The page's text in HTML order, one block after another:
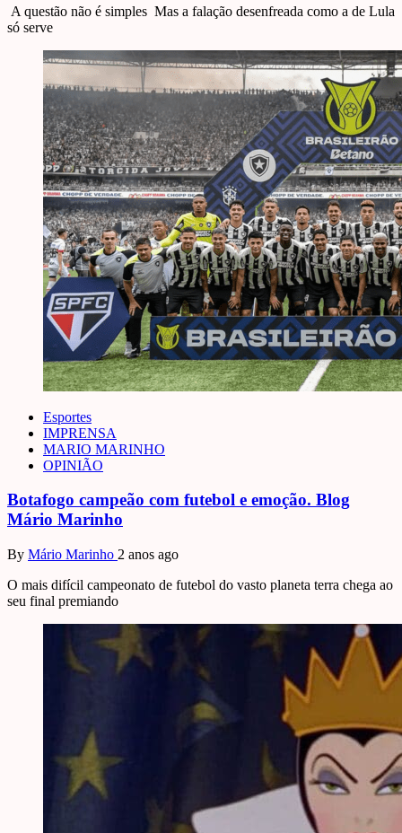
A questão não é simples Mas a falação desenfreada como a de Lula
só serve
Esportes
IMPRENSA
MARIO MARINHO
OPINIÃO
Botafogo campeão com futebol e emoção. Blog
Mário Marinho
By Mário Marinho 2 anos ago
O mais difícil campeonato de futebol do vasto planeta terra chega ao
seu final premiando